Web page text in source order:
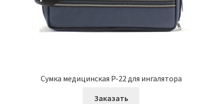
Сумка медицинская P-22 для ингалятора
Заказать